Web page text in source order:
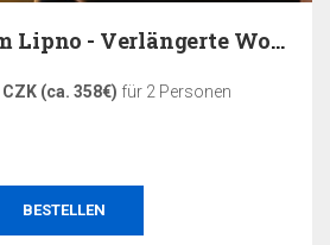
Herbstferien am Lipno - Verlängerte Wochenenden
(ca. 358€) für 2 Personen
BESTELLEN